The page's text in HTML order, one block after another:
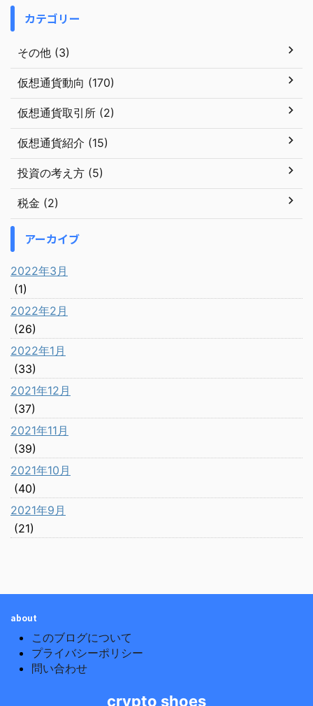
カテゴリー
その他 (3)
仮想通貨動向 (170)
仮想通貨取引所 (2)
仮想通貨紹介 (15)
投資の考え方 (5)
税金 (2)
アーカイブ
2022年3月
(1)
2022年2月
(26)
2022年1月
(33)
2021年12月
(37)
2021年11月
(39)
2021年10月
(40)
2021年9月
(21)
about
このブログについて
プライバシーポリシー
問い合わせ
crypto shoes